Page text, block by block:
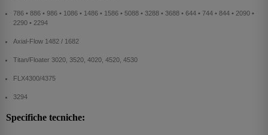
786 • 886 • 986 • 1086 • 1486 • 1586 • 5088 • 3288 • 3688 • 644 • 744 • 844 • 2090 •
2290 • 2294
Axial-Flow 1482 / 1682
Titan/Floater 3020, 3520, 4020, 4520, 4530
FLX4300/4375
3294
Specifiche tecniche: